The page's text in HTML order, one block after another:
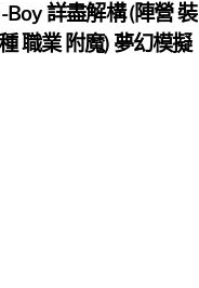
Boy 詳盡解構 (陣營 裝
職業 附魔) 夢幻模擬